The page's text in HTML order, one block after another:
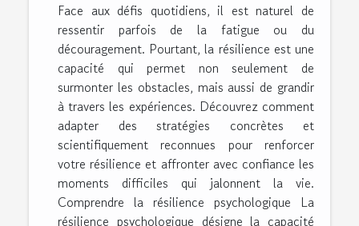
Face aux défis quotidiens, il est naturel de
ressentir parfois de la fatigue ou du
découragement. Pourtant, la résilience est une
capacité qui permet non seulement de
surmonter les obstacles, mais aussi de grandir
à travers les expériences. Découvrez comment
adapter des stratégies concrètes et
scientifiquement reconnues pour renforcer
votre résilience et affronter avec confiance les
moments difficiles qui jalonnent la vie.
Comprendre la résilience psychologique La
résilience psychologique désigne la capacité